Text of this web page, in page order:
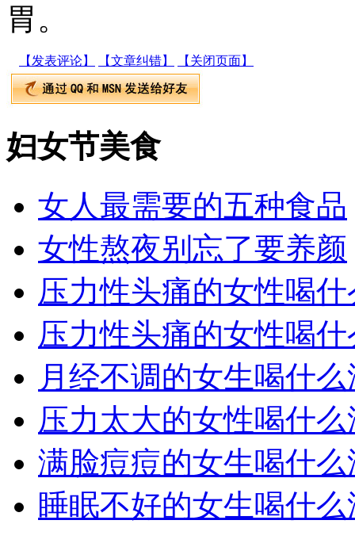
胃。
【发表评论】 【文章纠错】 【关闭页面】
妇女节美食
女人最需要的五种食品
女性熬夜别忘了要养颜
压力性头痛的女性喝
压力性头痛的女性喝
月经不调的女生喝什
压力太大的女性喝什
满脸痘痘的女生喝什么
睡眠不好的女生喝什